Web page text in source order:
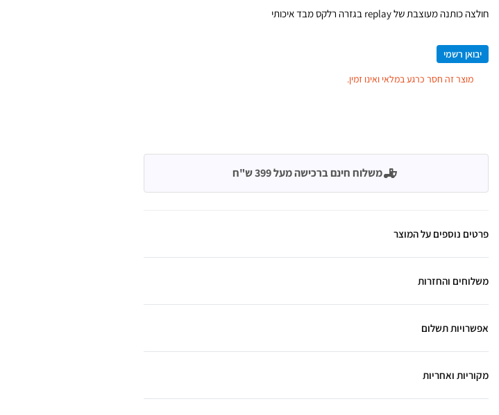
חולצה כותנה מעוצבת של replay בגזרה רלקס מבד איכותי
יבואן רשמי
מוצר זה חסר כרגע במלאי ואינו זמין.
משלוח חינם ברכישה מעל 399 ש"ח
פרטים נוספים על המוצר
משלוחים והחזרות
אפשרויות תשלום
מקוריות ואחריות